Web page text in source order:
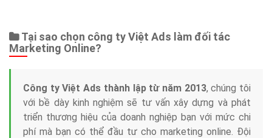
Tại sao chọn công ty Việt Ads làm đối tác
Marketing Online?
Công ty Việt Ads thành lập từ năm 2013, chúng tôi
với bề dày kinh nghiệm sẽ tư vấn xây dựng và phát
triển thương hiệu của doanh nghiệp bạn với mức chi
phí mà bạn có thể đầu tư cho marketing online. Đội